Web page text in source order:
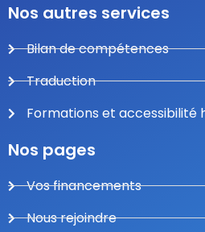
Nos autres services
Bilan de compétences
Traduction
Formations et accessibilité
Nos pages
Vos financements
Nous rejoindre